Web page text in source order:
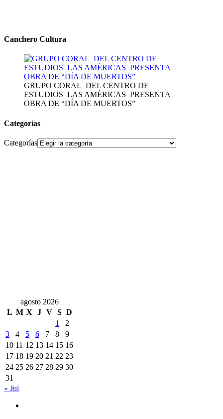
Canchero Cultura
GRUPO CORAL DEL CENTRO DE
ESTUDIOS LAS AMÉRICAS PRESENTA
OBRA DE “DÍA DE MUERTOS”
Categorías
Categorías
agosto 2026
L M X J V S D
1
2
3
4 5 6 7 8
9
10 11 12 13 14 15 16
17 18 19 20 21 22 23
24 25 26 27 28 29 30
31
« Jul